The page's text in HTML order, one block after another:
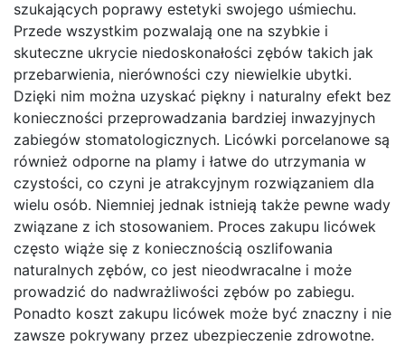
szukających poprawy estetyki swojego uśmiechu.
Przede wszystkim pozwalają one na szybkie i
skuteczne ukrycie niedoskonałości zębów takich jak
przebarwienia, nierówności czy niewielkie ubytki.
Dzięki nim można uzyskać piękny i naturalny efekt bez
konieczności przeprowadzania bardziej inwazyjnych
zabiegów stomatologicznych. Licówki porcelanowe są
również odporne na plamy i łatwe do utrzymania w
czystości, co czyni je atrakcyjnym rozwiązaniem dla
wielu osób. Niemniej jednak istnieją także pewne wady
związane z ich stosowaniem. Proces zakupu licówek
często wiąże się z koniecznością oszlifowania
naturalnych zębów, co jest nieodwracalne i może
prowadzić do nadwrażliwości zębów po zabiegu.
Ponadto koszt zakupu licówek może być znaczny i nie
zawsze pokrywany przez ubezpieczenie zdrowotne.